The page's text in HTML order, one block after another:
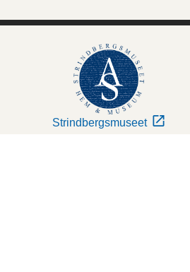
Strindbergsmuseet